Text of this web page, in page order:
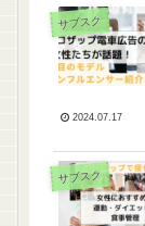
サブスク
2024.07.17
サブスク